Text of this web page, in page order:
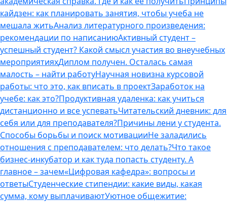
кайдзен: как планировать занятия, чтобы учеба не
мешала житьАнализ литературного произведения:
рекомендации по написаниюАктивный студент –
успешный студент? Какой смысл участия во внеучебных
мероприятияхДиплом получен. Осталась самая
малость – найти работуНаучная новизна курсовой
работы: что это, как вписать в проектЗаработок на
учебе: как это?Продуктивная удаленка: как учиться
дистанционно и все успеватьЧитательский дневник: для
себя или для преподавателя?Причины лени у студента.
Способы борьбы и поиск мотивацииНе заладились
отношения с преподавателем: что делать?Что такое
бизнес-инкубатор и как туда попасть студенту. А
главное – зачем«Цифровая кафедра»: вопросы и
ответыСтуденческие стипендии: какие виды, какая
сумма, кому выплачиваютУютное общежитие: